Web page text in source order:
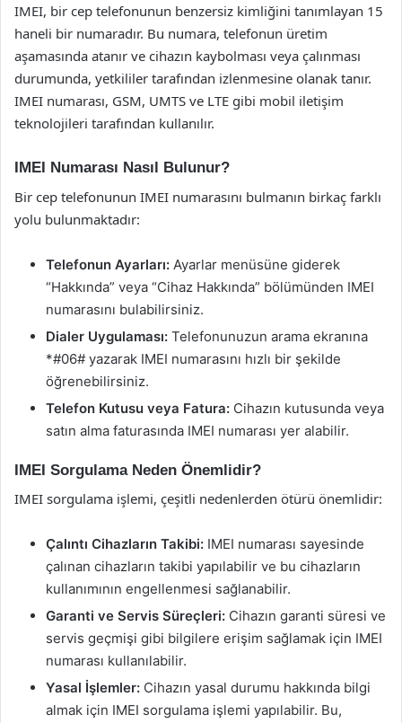
IMEI, bir cep telefonunun benzersiz kimliğini tanımlayan 15
haneli bir numaradır. Bu numara, telefonun üretim
aşamasında atanır ve cihazın kaybolması veya çalınması
durumunda, yetkililer tarafından izlenmesine olanak tanır.
IMEI numarası, GSM, UMTS ve LTE gibi mobil iletişim
teknolojileri tarafından kullanılır.
IMEI Numarası Nasıl Bulunur?
Bir cep telefonunun IMEI numarasını bulmanın birkaç farklı
yolu bulunmaktadır:
Telefonun Ayarları: Ayarlar menüsüne giderek
“Hakkında” veya “Cihaz Hakkında” bölümünden IMEI
numarasını bulabilirsiniz.
Dialer Uygulaması: Telefonunuzun arama ekranına
*#06# yazarak IMEI numarasını hızlı bir şekilde
öğrenebilirsiniz.
Telefon Kutusu veya Fatura: Cihazın kutusunda veya
satın alma faturasında IMEI numarası yer alabilir.
IMEI Sorgulama Neden Önemlidir?
IMEI sorgulama işlemi, çeşitli nedenlerden ötürü önemlidir:
Çalıntı Cihazların Takibi: IMEI numarası sayesinde
çalınan cihazların takibi yapılabilir ve bu cihazların
kullanımının engellenmesi sağlanabilir.
Garanti ve Servis Süreçleri: Cihazın garanti süresi ve
servis geçmişi gibi bilgilere erişim sağlamak için IMEI
numarası kullanılabilir.
Yasal İşlemler: Cihazın yasal durumu hakkında bilgi
almak için IMEI sorgulama işlemi yapılabilir. Bu,